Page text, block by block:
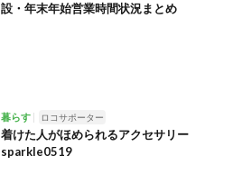
設・年末年始営業時間状況まとめ
暮らす ロコサポーター
着けた人がほめられるアクセサリー
sparkle0519